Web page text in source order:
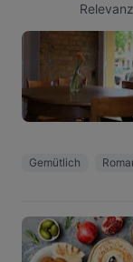
Relevanz
Gemütlich